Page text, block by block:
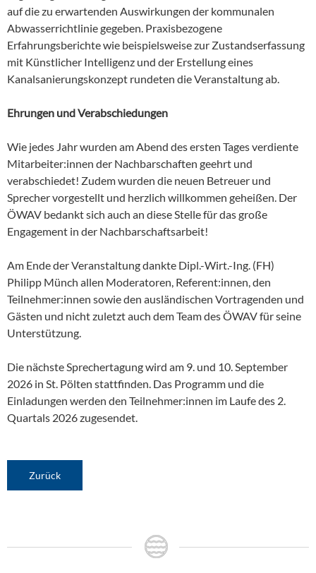
auf die zu erwartenden Auswirkungen der kommunalen
Abwasserrichtlinie gegeben. Praxisbezogene
Erfahrungsberichte wie beispielsweise zur Zustandserfassung
mit Künstlicher Intelligenz und der Erstellung eines
Kanalsanierungskonzept rundeten die Veranstaltung ab.
Ehrungen und Verabschiedungen
Wie jedes Jahr wurden am Abend des ersten Tages verdiente
Mitarbeiter:innen der Nachbarschaften geehrt und
verabschiedet! Zudem wurden die neuen Betreuer und
Sprecher vorgestellt und herzlich willkommen geheißen. Der
ÖWAV bedankt sich auch an diese Stelle für das große
Engagement in der Nachbarschaftsarbeit!
Am Ende der Veranstaltung dankte Dipl.-Wirt.-Ing. (FH)
Philipp Münch allen Moderatoren, Referent:innen, den
Teilnehmer:innen sowie den ausländischen Vortragenden und
Gästen und nicht zuletzt auch dem Team des ÖWAV für seine
Unterstützung.
Die nächste Sprechertagung wird am 9. und 10. September
2026 in St. Pölten stattfinden. Das Programm und die
Einladungen werden den Teilnehmer:innen im Laufe des 2.
Quartals 2026 zugesendet.
Zurück